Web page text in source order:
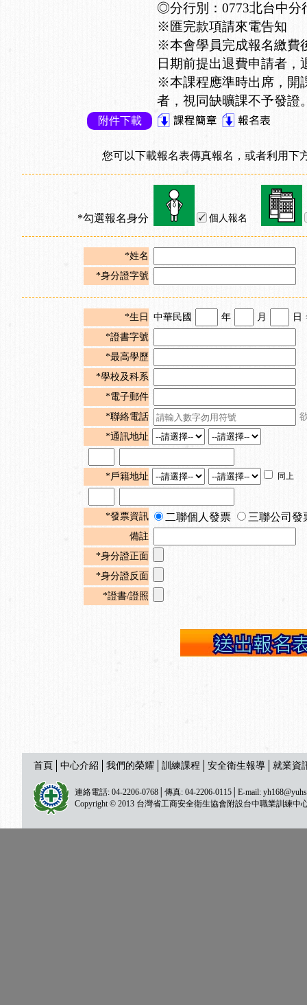
◎分行別：0773北台中分
※匯完款項請來電告知
※本會學員完成報名繳費
日期前提出退費申請者，
※本課程應準時出席，開
者，視同缺曠課不予發證
附件下載
您可以下載報名表傳真報名，或者利用下
*勾選報名身分 個人報名
*姓名
*身分證字號
*生日 中華民國 年 月 日
*證書字號
*最高學歷
*學校及科系
*電子郵件
*聯絡電話
*通訊地址
*戶籍地址 同上
*發票資訊 二聯個人發票 三聯公司發
備註
*身分證正面
*身分證反面
*證書/證照
首頁 中心介紹 我們的榮耀 訓練課程 安全衛生報導 就業資
連絡電話: 04-2206-0768│傳真: 04-2206-0115│E-mail:
Copyright © 2013 台灣省工商安全衛生協會附設台中職業訓練中